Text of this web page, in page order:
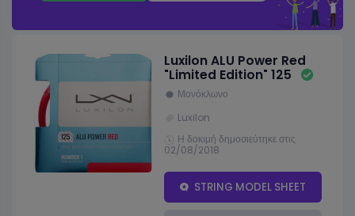
Luxilon ALU Power Red
"Limited Edition" 125
Μονόκλωνο
Luxilon
Η δοκιμή δημοσιεύτηκε στις
02/08/2018
STRING MODEL SHEET